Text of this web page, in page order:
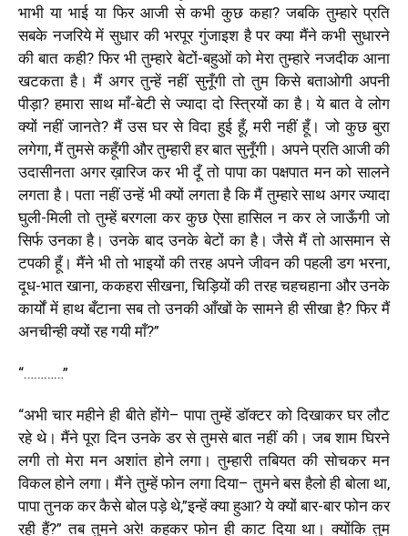
भाभी या भाई या फिर आजी से कभी कुछ कहा?जबकि तुम्हारे प्रति
सबके नजरिये में सुधार की भरपूर गुंजाइश है पर क्या मैंने कभी सुधारने
की बात कही?फिर भी तुम्हारे बेटों-बहुओं को मेरा तुम्हारे नजदीक आना
खटकता है। मैं अगर तुन्हें नहीं सुनूँगी तो तुम किसे बताओगी अपनी
पीड़ा?हमारा साथ माँ-बेटी से ज्यादा दो स्त्रियों का है। ये बात वे लोग
क्यों नहीं जानते? मैं उस घर से विदा हुई हूँ, मरी नहीं हूँ। जो कुछ बुरा
लगेगा, मैं तुमसे कहूँगी और तुम्हारी हर बात सुनूँगी। अपने प्रति आजी की
उदासीनता अगर ख़ारिज कर भी दूँ तो पापा का पक्षपात मन को सालने
लगता है। पता नहीं उन्हें भी क्यों लगता है कि मैं तुम्हारे साथ अगर ज्यादा
घुली-मिली तो तुम्हें बरगला कर कुछ ऐसा हासिल न कर ले जाऊँगी जो
सिर्फ उनका है। उनके बाद उनके बेटों का है। जैसे मैं तो आसमान से
टपकी हूँ। मैंने भी तो भाइयों की तरह अपने जीवन की पहली डग भरना,
दूध-भात खाना,ककहरा सीखना,चिड़ियों की तरह चहचहाना और उनके
कार्यों में हाथ बँटाना सब तो उनकी आँखों के सामने ही सीखा है? फिर मैं
अनचीन्ही क्यों रह गयी माँ?”
“…………”
“अभी चार महीने ही बीते होंगे– पापा तुम्हें डॉक्टर को दिखाकर घर लौट
रहे थे। मैंने पूरा दिन उनके डर से तुमसे बात नहीं की। जब शाम घिरने
लगी तो मेरा मन अशांत होने लगा। तुम्हारी तबियत की सोचकर मन
विकल होने लगा। मैंने तुम्हें फोन लगा दिया– तुमने बस हैलो ही बोला था,
पापा तुनक कर कैसे बोल पड़े थे,”इन्हें क्या हुआ?ये क्यों बार-बार फोन कर
रही हैं?”तब तुमने अरे! कहकर फोन ही काट दिया था। क्योंकि तुम